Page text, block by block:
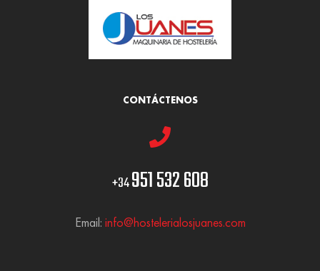
CONTÁCTENOS
+34951 532 608
Email: info@hostelerialosjuanes.com